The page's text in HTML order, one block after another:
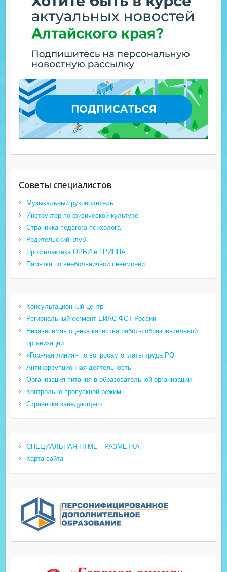
Советы специалистов
Музыкальный руководитель
Инструктор по физической культуре
Страничка педагога-психолога
Родительский клуб
Профилактика ОРВИ и ГРИППА
Памятка по внебольничной пневмонии
Консультационный центр
Региональный сегмент ЕИАС ФСТ России
Независимая оценка качества работы образовательной
организации
«Горячая линия» по вопросам оплаты труда РО
Антикоррупционная деятельность
Организация питания в образовательной организации
Контрольно-пропускной режим
Страничка заведующего
СПЕЦИАЛЬНАЯ HTML – РАЗМЕТКА
Карта сайта